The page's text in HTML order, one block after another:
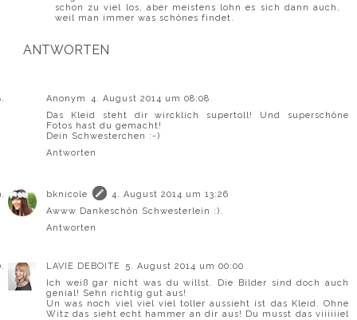
schon zu viel los, aber meistens lohn es sich dann auch,
weil man immer was schönes findet.
ANTWORTEN
Anonym
4. August 2014 um 08:08
Das Kleid steht dir wircklich supertoll! Und superschöne
Fotos hast du gemacht!
Dein Schwesterchen :-)
Antworten
bknicole
4. August 2014 um 13:26
Awww Dankeschön Schwesterlein :).
Antworten
LAVIE DEBOITE
5. August 2014 um 00:00
Ich weiß gar nicht was du willst. Die Bilder sind doch auch
genial! Sehn richtig gut aus!
Un was noch viel viel viel toller aussieht ist das Kleid. Ohne
Witz das sieht echt hammer an dir aus! Du musst das viiiiiiel